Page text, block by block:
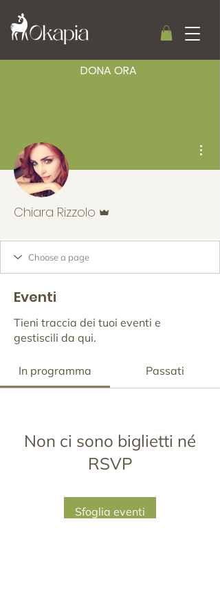
DONA ORA
Chiara Rizzolo
Eventi
Tieni traccia dei tuoi eventi e
gestiscili da qui.
In programma Passati
Non ci sono biglietti né
RSVP
Sfoglia eventi